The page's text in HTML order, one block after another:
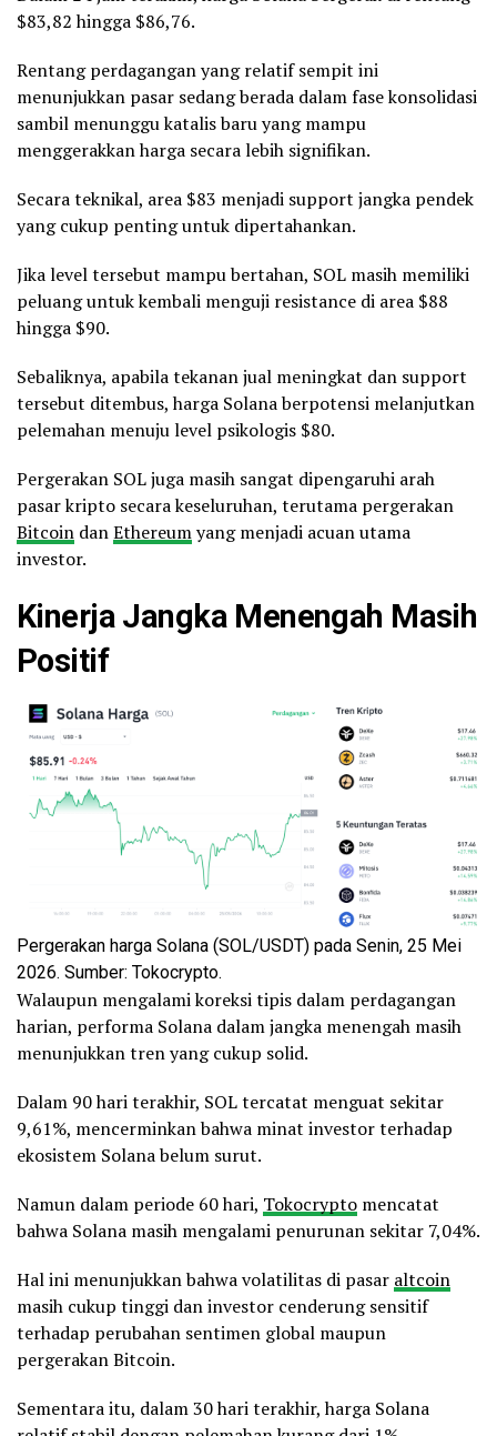
$83,82 hingga $86,76.
Rentang perdagangan yang relatif sempit ini
menunjukkan pasar sedang berada dalam fase konsolidasi
sambil menunggu katalis baru yang mampu
menggerakkan harga secara lebih signifikan.
Secara teknikal, area $83 menjadi support jangka pendek
yang cukup penting untuk dipertahankan.
Jika level tersebut mampu bertahan, SOL masih memiliki
peluang untuk kembali menguji resistance di area $88
hingga $90.
Sebaliknya, apabila tekanan jual meningkat dan support
tersebut ditembus, harga Solana berpotensi melanjutkan
pelemahan menuju level psikologis $80.
Pergerakan SOL juga masih sangat dipengaruhi arah
pasar kripto secara keseluruhan, terutama pergerakan
Bitcoin danEthereumyang menjadi acuan utama
investor.
Kinerja Jangka Menengah Masih
Positif
Pergerakan harga Solana (SOL/USDT) pada Senin, 25 Mei
2026. Sumber: Tokocrypto.
Walaupun mengalami koreksi tipis dalam perdagangan
harian, performa Solana dalam jangka menengah masih
menunjukkan tren yang cukup solid.
Dalam 90 hari terakhir, SOL tercatat menguat sekitar
9,61%, mencerminkan bahwa minat investor terhadap
ekosistem Solana belum surut.
Namun dalam periode 60 hari, Tokocrypto mencatat
bahwa Solana masih mengalami penurunan sekitar 7,04%.
Hal ini menunjukkan bahwa volatilitas di pasar altcoin
masih cukup tinggi dan investor cenderung sensitif
terhadap perubahan sentimen global maupun
pergerakan Bitcoin.
Sementara itu, dalam 30 hari terakhir, harga Solana